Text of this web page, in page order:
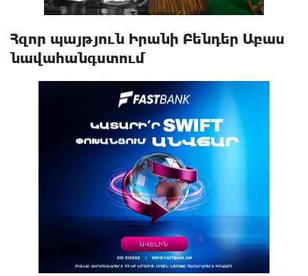
Հզոր պայթյուն Իրանի Բենդեր Աբաս
նավահանգստում